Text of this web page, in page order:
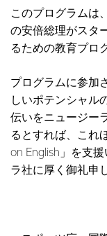
このプログラムは
の安倍総理がスタ
るための教育プロ
プログラムに参加
しいポテンシャル
伝いをニュージー
るとすれば、これ
on English」を支
ラ社に厚く御礼申